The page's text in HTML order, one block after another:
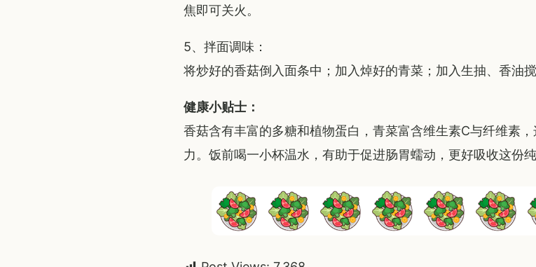
焦即可关火。
5、拌面调味：
将炒好的香菇倒入面条中；加入焯好的青菜；加入生抽、香油
健康小贴士：
香菇含有丰富的多糖和植物蛋白，青菜富含维生素C与纤维素
力。饭前喝一小杯温水，有助于促进肠胃蠕动，更好吸收这份纯